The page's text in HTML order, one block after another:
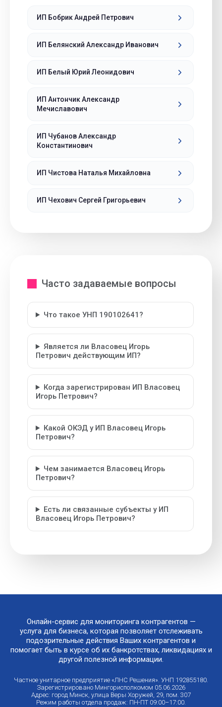
ИП Бобрик Андрей Петрович
ИП Белянский Александр Иванович
ИП Белый Юрий Леонидович
ИП Антончик Александр
Мечиславович
ИП Чубанов Александр
Константинович
ИП Чистова Наталья Михайловна
ИП Чехович Сергей Григорьевич
Часто задаваемые вопросы
Что такое УНП 190102641?
Является ли Власовец Игорь
Петрович действующим ИП?
Когда зарегистрирован ИП Власовец
Игорь Петрович?
Какой ОКЭД у ИП Власовец Игорь
Петрович?
Чем занимается Власовец Игорь
Петрович?
Есть ли связанные субъекты у ИП
Власовец Игорь Петрович?
Онлайн-сервис для мониторинга контрагентов —
услуга для бизнеса, которая позволяет отслеживать
подозрительные действия Ваших контрагентов и
помогает быть в курсе об их банкротствах, ликвидациях и
другой полезной информации.
Частное унитарное предприятие «ЛНС Решения». УНП 192855180.
Зарегистрировано Мингорисполкомом 05.06.2026
Адрес: город Минск, улица Веры Хоружей, 29, пом. 307
Режим работы отдела продаж: ПН-ПТ 09:00–17:00.